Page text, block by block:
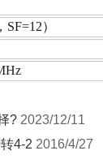
）
? 2023/12/11
4-2 2016/4/27